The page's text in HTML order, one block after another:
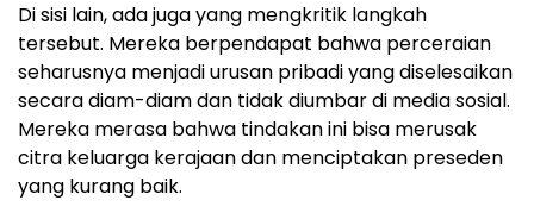
Di sisi lain, ada juga yang mengkritik langkah
tersebut. Mereka berpendapat bahwa perceraian
seharusnya menjadi urusan pribadi yang diselesaikan
secara diam-diam dan tidak diumbar di media sosial.
Mereka merasa bahwa tindakan ini bisa merusak
citra keluarga kerajaan dan menciptakan preseden
yang kurang baik.